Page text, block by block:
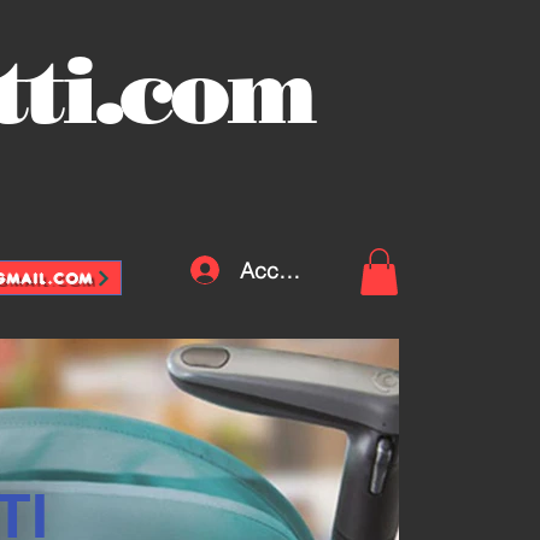
Accedi